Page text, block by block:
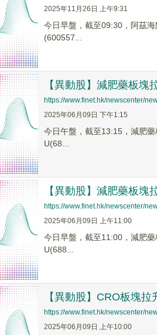
2025年11月26日 上午9:31
今日早盤，截至09:30，阿茲
(600557...
【異動股】減肥藥板
https://www.finet.hk/newscenter/
2025年06月09日 下午1:15
今日午盤，截至13:15，減肥
U(68...
【異動股】減肥藥板
https://www.finet.hk/newscenter/
2025年06月09日 上午11:00
今日早盤，截至11:00，減肥
U(688...
【異動股】CRO板塊
https://www.finet.hk/newscenter/
2025年06月09日 上午10:00